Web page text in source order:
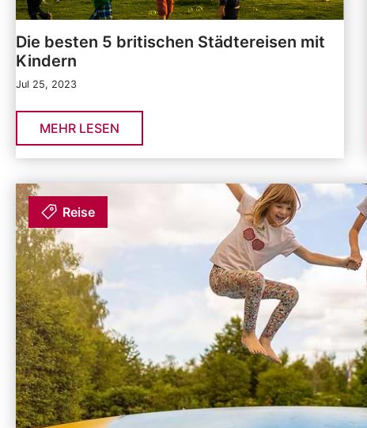
Die besten 5 britischen Städtereisen mit
Kindern
Jul 25, 2023
MEHR LESEN
Reise